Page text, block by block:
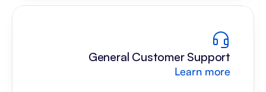
General Customer Support
Learn more